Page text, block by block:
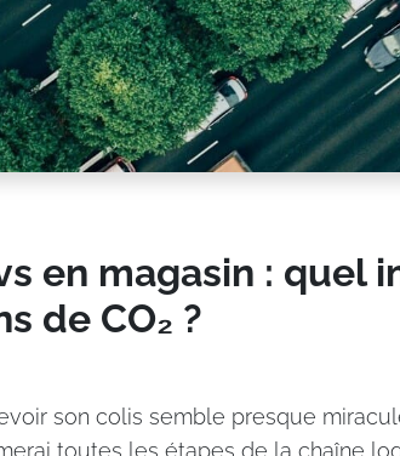
en magasin : quel
de CO₂ ?
son colis semble presque
toutes les étapes de la chaîne